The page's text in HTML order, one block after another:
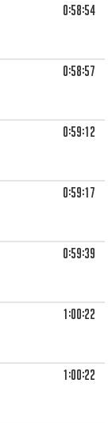
0:58:54
0:58:57
0:59:12
0:59:17
0:59:39
1:00:22
1:00:22